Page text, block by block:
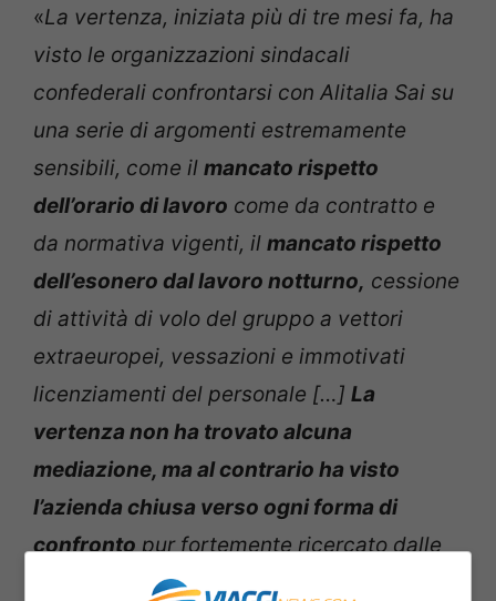
«La vertenza, iniziata più di tre mesi fa, ha
visto le organizzazioni sindacali
confederali confrontarsi con Alitalia Sai su
una serie di argomenti estremamente
sensibili, come il mancato rispetto
dell’orario di lavoro come da contratto e
da normativa vigenti, il mancato rispetto
dell’esonero dal lavoro notturno, cessione
di attività di volo del gruppo a vettori
extraeuropei, vessazioni e immotivati
licenziamenti del personale […] La
vertenza non ha trovato alcuna
mediazione, ma al contrario ha visto
l’azienda chiusa verso ogni forma di
confronto pur fortemente ricercato dalle
organizzazioni sindacali.